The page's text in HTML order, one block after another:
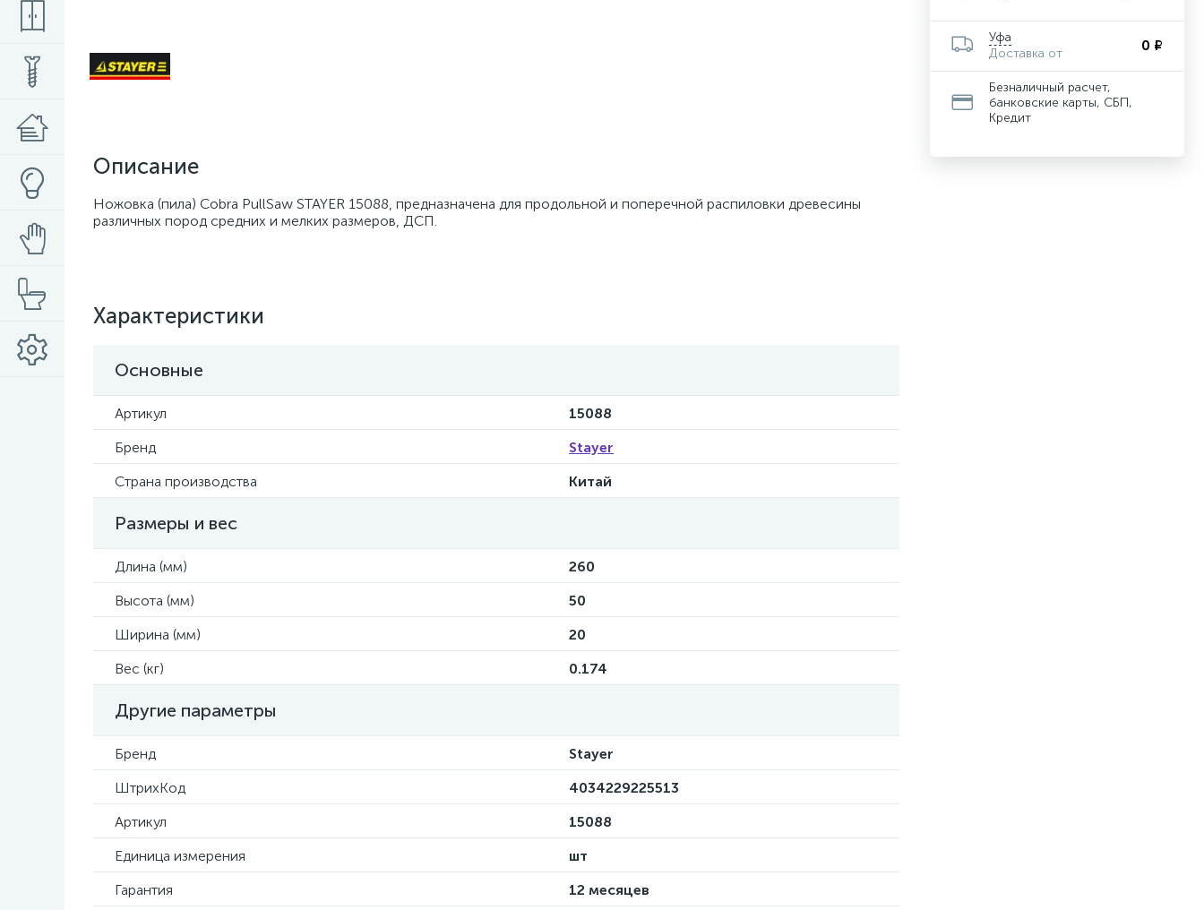
Описание
Ножовка (пила) Cobra PullSaw STAYER 15088, предназначена для продольной и поперечной распиловки древесины
различных пород средних и мелких размеров, ДСП.
Характеристики
Основные
Артикул
15088
Бренд
Stayer
Страна производства
Китай
Размеры и вес
Длина (мм)
260
Высота (мм)
50
Ширина (мм)
20
Вес (кг)
0.174
Другие параметры
Бренд
Stayer
ШтрихКод
4034229225513
Артикул
15088
Единица измерения
шт
Гарантия
12 месяцев
Уфа
Доставка от
0 ₽
Безналичный расчет,
банковские карты, СБП,
Кредит